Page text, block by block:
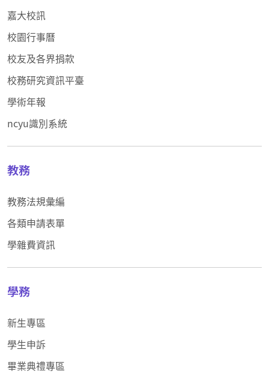
嘉大校訊
校園行事曆
校友及各界捐款
校務研究資訊平臺
學術年報
ncyu識別系統
教務
教務法規彙編
各類申請表單
學雜費資訊
學務
新生專區
學生申訴
畢業典禮專區